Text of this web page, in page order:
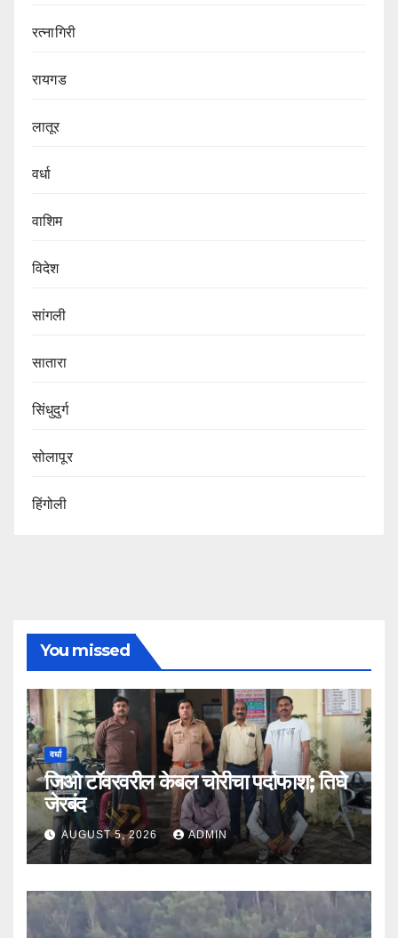
रत्नागिरी
रायगड
लातूर
वर्धा
वाशिम
विदेश
सांगली
सातारा
सिंधुदुर्ग
सोलापूर
हिंगोली
You missed
वर्धा
जिओ टॉवरवरील केबल चोरीचा पर्दाफाश; तिघे
जेरबंद
AUGUST 5, 2026 ADMIN